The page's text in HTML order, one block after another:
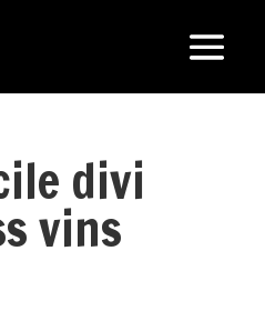
divi
vins